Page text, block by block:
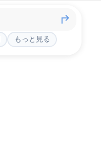
もっと見る